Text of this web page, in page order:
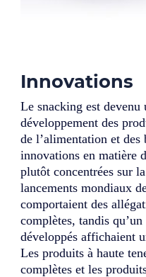
Innovations
Le snacking est devenu
développement des
de l’alimentation et des
innovations en matière
plutôt concentrées sur
lancements mondiaux
comportaient des
complètes, tandis
développés affichaient
Les produits à haute
complètes et les